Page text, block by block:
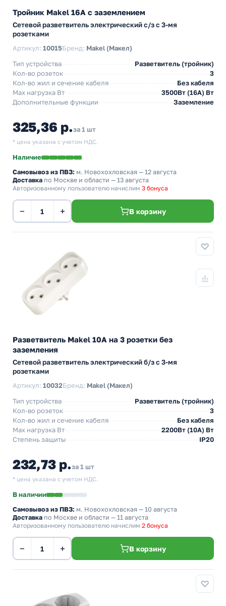
Тройник Makel 16А с заземлением
Сетевой разветвитель электрический с/з с 3-мя
розетками
Артикул: 10015Бренд: Makel (Макел)
Тип устройства
Разветвитель (тройник)
Кол-во розеток
3
Кол-во жил и сечение кабеля
Без кабеля
Max нагрузка Вт
3500Вт (16А) Вт
Дополнительные функции
Заземление
325,36 р.за 1 шт
* цена указана с учетом НДС.
Наличие
Самовывоз из ПВЗ: м. Новохохловская — 12 августа
Доставка по Москве и области — 13 августа
Авторизованному пользователю начислим 3 бонуса
− + В корзину
Разветвитель Makel 10А на 3 розетки без
заземления
Сетевой разветвитель электрический б/з с 3-мя
розетками
Артикул: 10032Бренд: Makel (Макел)
Тип устройства
Разветвитель (тройник)
Кол-во розеток
3
Кол-во жил и сечение кабеля
Без кабеля
Max нагрузка Вт
2200Вт (10А) Вт
Степень защиты
IP20
232,73 р.за 1 шт
* цена указана с учетом НДС.
В наличии
Самовывоз из ПВЗ: м. Новохохловская — 10 августа
Доставка по Москве и области — 11 августа
Авторизованному пользователю начислим 2 бонуса
− + В корзину